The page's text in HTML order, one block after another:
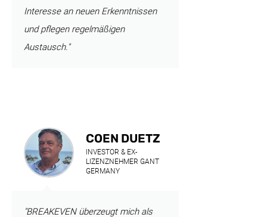
Interesse an neuen Erkenntnissen
und pflegen regelmäßigen
Austausch."
"BREAKEVEN überzeugt mich als
COEN DUETZ
INVESTOR & EX-
LIZENZNEHMER GANT
GERMANY